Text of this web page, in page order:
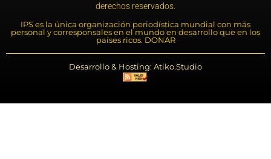
derechos reservados.
IPS es la única organización periodística mundial con más
personal y corresponsales en el mundo en desarrollo que en los
países ricos. DONAR
Desarrollo & Hosting: Atiko.Studio